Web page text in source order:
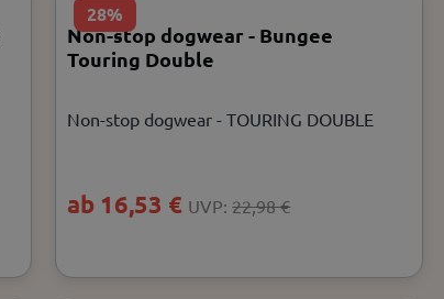
28%
Non-stop dogwear - Bungee
Touring Double
Non-stop dogwear - TOURING DOUBLE
UVP:22,98 €
ab 16,53 €